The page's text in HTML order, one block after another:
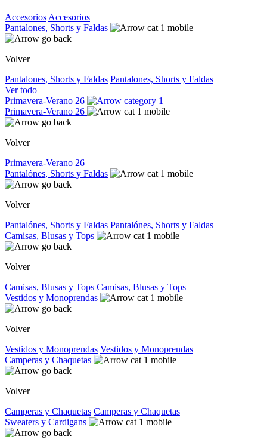
Accesorios Accesorios
Pantalones, Shorts y Faldas
Volver
Pantalones, Shorts y Faldas Pantalones, Shorts y Faldas
Ver todo
Primavera-Verano 26
Primavera-Verano 26
Volver
Primavera-Verano 26
Pantalónes, Shorts y Faldas
Volver
Pantalónes, Shorts y Faldas Pantalónes, Shorts y Faldas
Camisas, Blusas y Tops
Volver
Camisas, Blusas y Tops Camisas, Blusas y Tops
Vestidos y Monoprendas
Volver
Vestidos y Monoprendas Vestidos y Monoprendas
Camperas y Chaquetas
Volver
Camperas y Chaquetas Camperas y Chaquetas
Sweaters y Cardigans